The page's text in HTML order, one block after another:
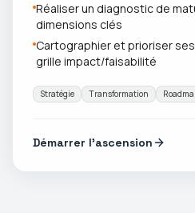
Réaliser un diagnostic de
dimensions clés
Cartographier et prioriser
grille impact/faisabilité
Stratégie Transformation
Démarrer l'ascension